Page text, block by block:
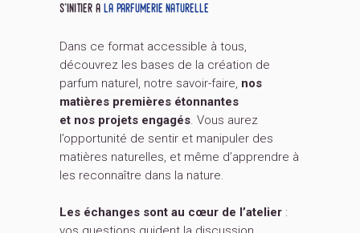
s’initier a la parfumerie naturelle
Dans ce format accessible à tous,
découvrez les bases de la création de
parfum naturel, notre savoir-faire, nos
matières premières étonnantes
et nos projets engagés. Vous aurez
l’opportunité de sentir et manipuler des
matières naturelles, et même d’apprendre à
les reconnaître dans la nature.
Les échanges sont au cœur de l’atelier :